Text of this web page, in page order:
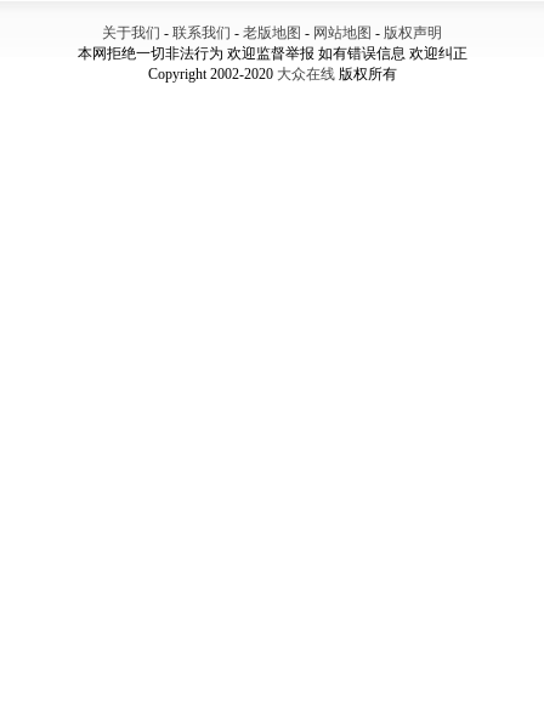
关于我们 - 联系我们 - 老版地图 - 网站地图 - 版权声明
本网拒绝一切非法行为 欢迎监督举报 如有错误信息 欢迎纠正
Copyright 2002-2020 大众在线版权所有